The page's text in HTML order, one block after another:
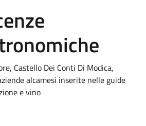
Castello Dei Conti Di Modica,
alcamesi inserite nelle guide
e vino